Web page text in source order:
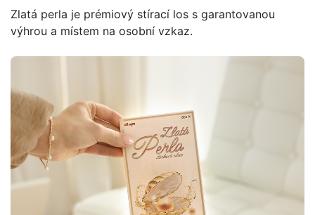
Zlatá perla je prémiový stírací los s garantovanou
výhrou a místem na osobní vzkaz.